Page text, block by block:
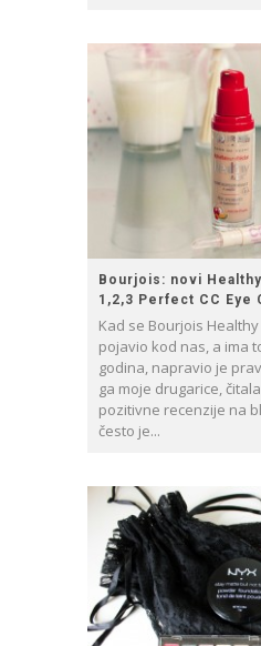
Bourjois: novi
1,2,3 Perfect CC Eye
Kad se Bourjois
pojavio kod nas, a ima
godina, napravio je
ga moje drugarice,
pozitivne recenzije na
često je...